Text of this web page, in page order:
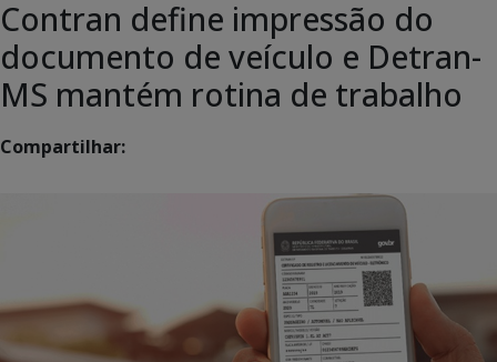
Contran define impressão do
documento de veículo e Detran-
MS mantém rotina de trabalho
Compartilhar: